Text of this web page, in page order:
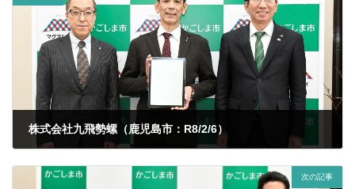
株式会社九飛勢螺（鹿児島市：R8/2/6）
次の記事